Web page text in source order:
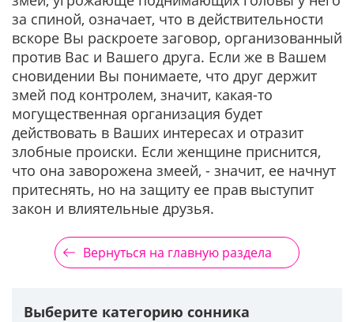
за спиной, означает, что в действительности
вскоре Вы раскроете заговор, организованный
против Вас и Вашего друга. Если же в Вашем
сновидении Вы понимаете, что друг держит
змей под контролем, значит, какая-то
могущественная организация будет
действовать в Ваших интересах и отразит
злобные происки. Если женщине приснится,
что она заворожена змеей, - значит, ее начнут
притеснять, но на защиту ее прав выступит
закон и влиятельные друзья.
Вернуться на главную раздела
Выберите категорию сонника